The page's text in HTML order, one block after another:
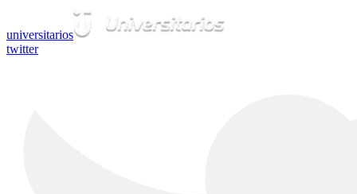
universitarios
twitter